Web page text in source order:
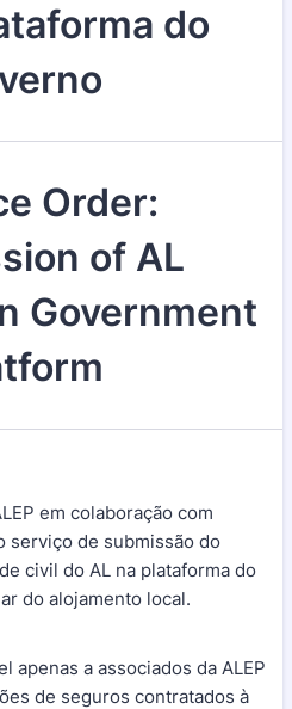
do
Order:
of AL
Government
em colaboração com
serviço de submissão do
civil do AL na plataforma do
do alojamento local.
apenas a associados da ALEP
de seguros contratados à